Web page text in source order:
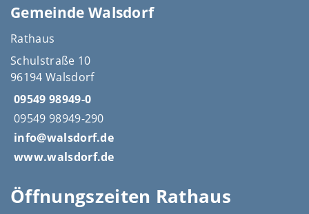
Gemeinde Walsdorf
Rathaus
Schulstraße 10
96194 Walsdorf
09549 98949-0
09549 98949-290
info@walsdorf.de
www.walsdorf.de
Öffnungszeiten Rathaus